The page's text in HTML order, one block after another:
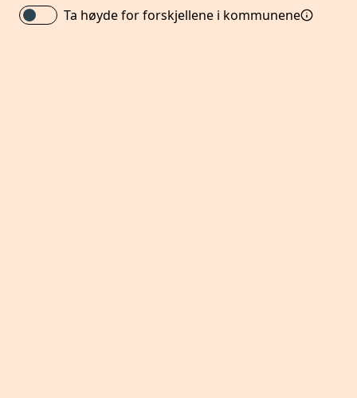
Ta høyde for forskjellene i kommunene